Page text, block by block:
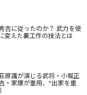
吉に従ったのか？ 武力を使
変えた裏工作の技法とは
原護が演じる武将・小堀正
・家康が重用、“出家を重